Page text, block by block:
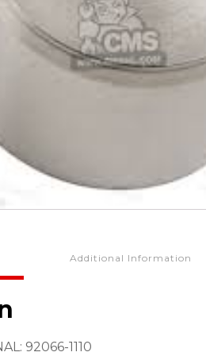
Additional Information
92066-1110